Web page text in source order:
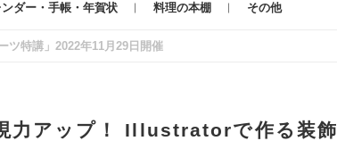
ンダー・手帳・年賀状 料理の本棚 その他
ツ特講」2022年11月29日開催
力アップ！ Illustratorで作る装飾